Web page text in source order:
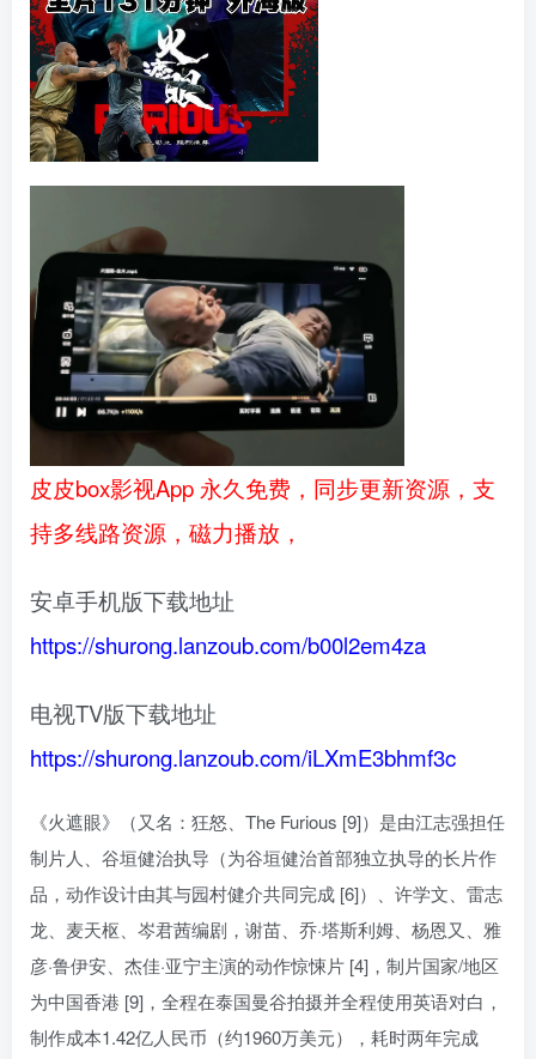
皮皮box影视App 永久免费，同步更新资源，支
持多线路资源，磁力播放，
安卓手机版下载地址
https://shurong.lanzoub.com/b00l2em4za
电视TV版下载地址
https://shurong.lanzoub.com/iLXmE3bhmf3c
《火遮眼》（又名：狂怒、The Furious [9]）是由江志强担任
制片人、谷垣健治执导（为谷垣健治首部独立执导的长片作
品，动作设计由其与园村健介共同完成 [6]）、许学文、雷志
龙、麦天枢、岑君茜编剧，谢苗、乔·塔斯利姆、杨恩又、雅
彦·鲁伊安、杰佳·亚宁主演的动作惊悚片 [4]，制片国家/地区
为中国香港 [9]，全程在泰国曼谷拍摄并全程使用英语对白，
制作成本1.42亿人民币（约1960万美元），耗时两年完成